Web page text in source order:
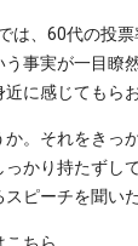
、60代の投
事実が一目
に感じてもら
。それをき
かり持たず
ピーチを聞い
こちら